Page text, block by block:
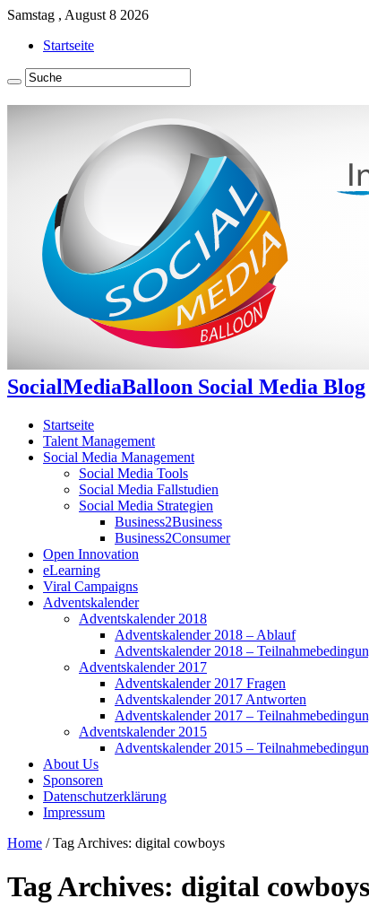
Samstag , August 8 2026
Startseite
SocialMediaBalloon Social Media Blog
Startseite
Talent Management
Social Media Management
Social Media Tools
Social Media Fallstudien
Social Media Strategien
Business2Business
Business2Consumer
Open Innovation
eLearning
Viral Campaigns
Adventskalender
Adventskalender 2018
Adventskalender 2018 – Ablauf
Adventskalender 2018 –
Adventskalender 2017
Adventskalender 2017 Fragen
Adventskalender 2017 Antworten
Adventskalender 2017 –
Adventskalender 2015
Adventskalender 2015 –
About Us
Sponsoren
Datenschutzerklärung
Impressum
Home / Tag Archives: digital cowboys
Tag Archives: digital cowboys